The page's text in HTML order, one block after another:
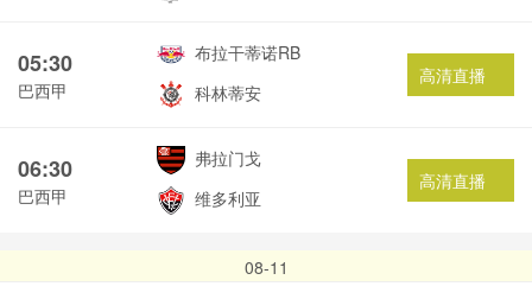
05:30
巴西甲
布拉干蒂诺RB
科林蒂安
高清直播
06:30
巴西甲
弗拉门戈
维多利亚
高清直播
08-11